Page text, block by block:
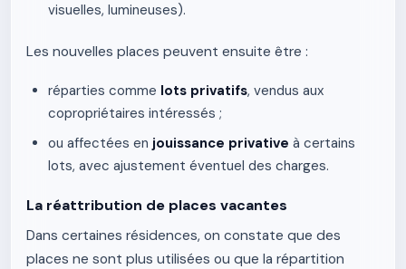
visuelles, lumineuses).
Les nouvelles places peuvent ensuite être :
réparties comme lots privatifs, vendus aux
copropriétaires intéressés ;
ou affectées en jouissance privative à certains
lots, avec ajustement éventuel des charges.
La réattribution de places vacantes
Dans certaines résidences, on constate que des
places ne sont plus utilisées ou que la répartition